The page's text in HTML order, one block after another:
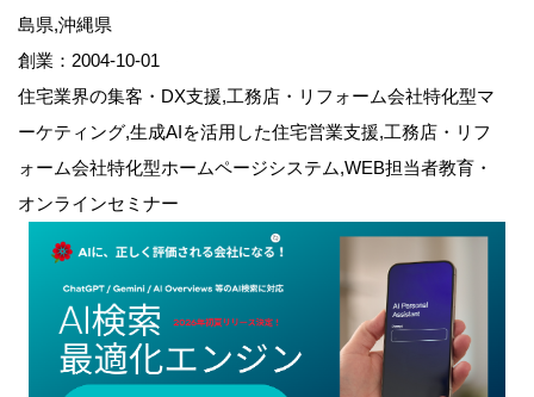
島県,沖縄県
創業：2004-10-01
住宅業界の集客・DX支援,工務店・リフォーム会社特化型マ
ーケティング,生成AIを活用した住宅営業支援,工務店・リフ
ォーム会社特化型ホームページシステム,WEB担当者教育・
オンラインセミナー